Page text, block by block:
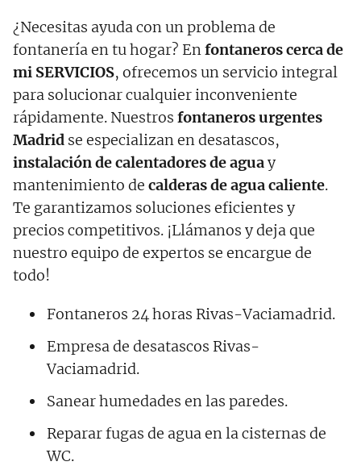
¿Necesitas ayuda con un problema de
fontanería en tu hogar? Enfontaneros cerca de
mi SERVICIOS, ofrecemos un servicio integral
para solucionar cualquier inconveniente
rápidamente. Nuestros fontaneros urgentes
Madrid se especializan en desatascos,
instalación de calentadores de aguay
mantenimiento de calderas de agua caliente.
Te garantizamos soluciones eficientes y
precios competitivos. ¡Llámanos y deja que
nuestro equipo de expertos se encargue de
todo!
Fontaneros 24 horas Rivas-Vaciamadrid.
Empresa de desatascos Rivas-
Vaciamadrid.
Sanear humedades en las paredes.
Reparar fugas de agua en la cisternas de
WC.